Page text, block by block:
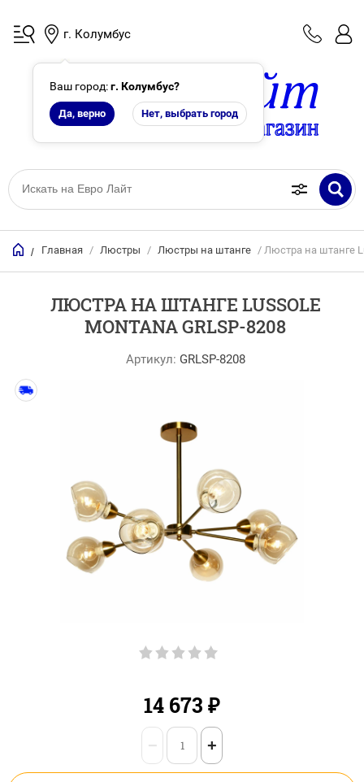
г. Колумбус
Ваш город:г. Колумбус?
Да, верно Нет, выбрать город
/ Главная / Люстры / Люстры на штанге / Люстра на штанге
ЛЮСТРА НА ШТАНГЕ LUSSOLE
MONTANA GRLSP-8208
Артикул: GRLSP-8208
14 673 ₽
− +